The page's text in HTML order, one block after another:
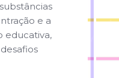
e a
educativa,